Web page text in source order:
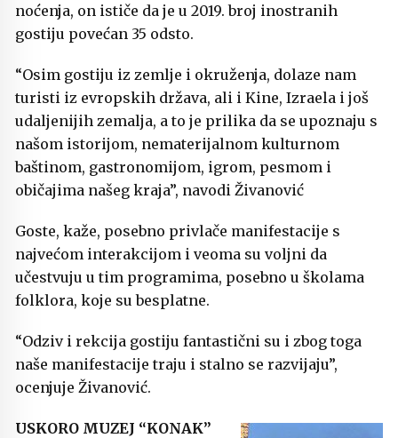
noćenja, on ističe da je u 2019. broj inostranih
gostiju povećan 35 odsto.
“Osim gostiju iz zemlje i okruženja, dolaze nam
turisti iz evropskih država, ali i Kine, Izraela i još
udaljenijih zemalja, a to je prilika da se upoznaju s
našom istorijom, nematerijalnom kulturnom
baštinom, gastronomijom, igrom, pesmom i
običajima našeg kraja”, navodi Živanović
Goste, kaže, posebno privlače manifestacije s
najvećom interakcijom i veoma su voljni da
učestvuju u tim programima, posebno u školama
folklora, koje su besplatne.
“Odziv i rekcija gostiju fantastični su i zbog toga
naše manifestacije traju i stalno se razvijaju”,
ocenjuje Živanović.
USKORO MUZEJ “KONAK”